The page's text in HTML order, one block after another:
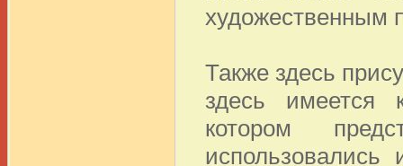
художественным
Также здесь
здесь имеется
котором